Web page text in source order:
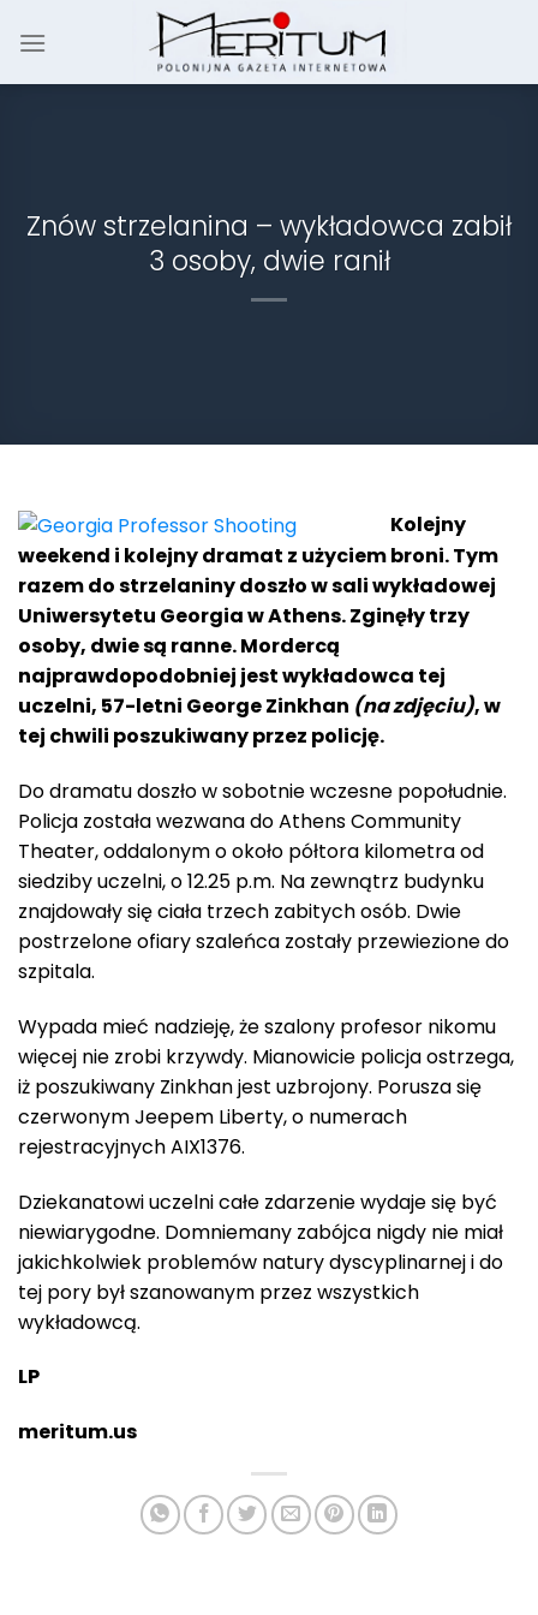
Znów strzelanina – wykładowca zabił
3 osoby, dwie ranił
Kolejny
weekend i kolejny dramat z użyciem broni. Tym
razem do strzelaniny doszło w sali wykładowej
Uniwersytetu Georgia w Athens. Zginęły trzy
osoby, dwie są ranne. Mordercą
najprawdopodobniej jest wykładowca tej
uczelni, 57-letni George Zinkhan (na zdjęciu), w
tej chwili poszukiwany przez policję.
Do dramatu doszło w sobotnie wczesne popołudnie.
Policja została wezwana do Athens Community
Theater, oddalonym o około półtora kilometra od
siedziby uczelni, o 12.25 p.m. Na zewnątrz budynku
znajdowały się ciała trzech zabitych osób. Dwie
postrzelone ofiary szaleńca zostały przewiezione do
szpitala.
Wypada mieć nadzieję, że szalony profesor nikomu
więcej nie zrobi krzywdy. Mianowicie policja ostrzega,
iż poszukiwany Zinkhan jest uzbrojony. Porusza się
czerwonym Jeepem Liberty, o numerach
rejestracyjnych AIX1376.
Dziekanatowi uczelni całe zdarzenie wydaje się być
niewiarygodne. Domniemany zabójca nigdy nie miał
jakichkolwiek problemów natury dyscyplinarnej i do
tej pory był szanowanym przez wszystkich
wykładowcą.
LP
meritum.us